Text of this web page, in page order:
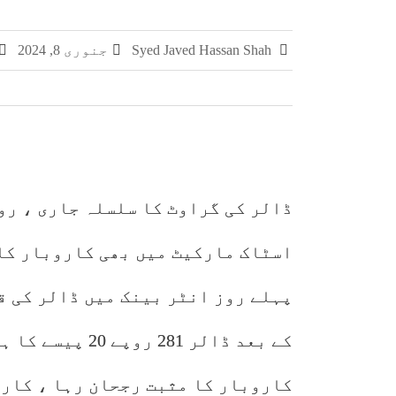
اوورسیز پاکستانیوں کے لیے خصوصی
پی سی سی آر کی کنوینر ڈاکٹر نکہت
Syed Javed Hassan Shah جنوری 8, 2024
ڈالر کی گراوٹ کا سلسلہ جاری ،
اسٹاک مارکیٹ میں بھی کاروبار
کے بعد ڈالر
کاروبار کا مثبت رجحان رہا ،